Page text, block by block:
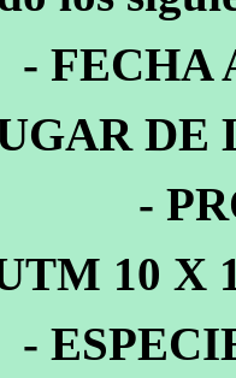
- FECHA
DE
-
10 X
-